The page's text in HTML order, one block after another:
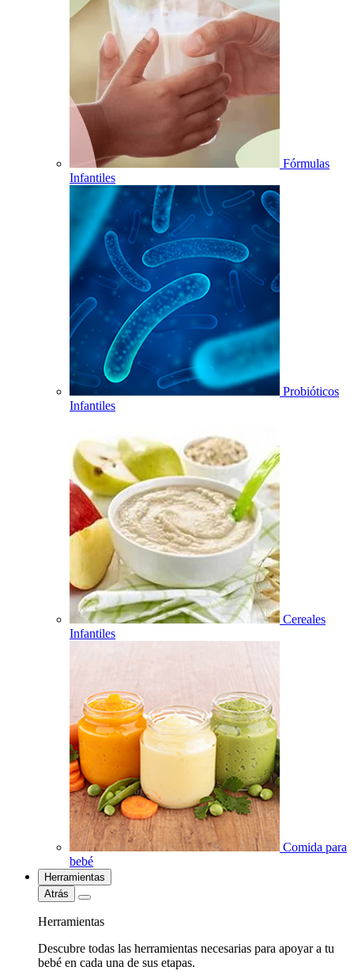
Fórmulas
Infantiles
Probióticos
Infantiles
Cereales
Infantiles
Comida para
bebé
Herramientas
Atrás
Herramientas
Descubre todas las herramientas necesarias para apoyar a tu
bebé en cada una de sus etapas.